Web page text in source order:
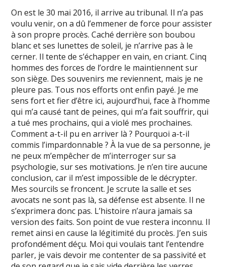
On est le 30 mai 2016, il arrive au tribunal. Il n’a pas
voulu venir, on a dû l’emmener de force pour assister
à son propre procès. Caché derrière son boubou
blanc et ses lunettes de soleil, je n’arrive pas à le
cerner. Il tente de s’échapper en vain, en criant. Cinq
hommes des forces de l’ordre le maintiennent sur
son siège. Des souvenirs me reviennent, mais je ne
pleure pas. Tous nos efforts ont enfin payé. Je me
sens fort et fier d’être ici, aujourd’hui, face à l’homme
qui m’a causé tant de peines, qui m’a fait souffrir, qui
a tué mes prochains, qui a violé mes prochaines.
Comment a-t-il pu en arriver là ? Pourquoi a-t-il
commis l’impardonnable ? À la vue de sa personne, je
ne peux m’empêcher de m’interroger sur sa
psychologie, sur ses motivations. Je n’en tire aucune
conclusion, car il m’est impossible de le décrypter.
Mes sourcils se froncent. Je scrute la salle et ses
avocats ne sont pas là, sa défense est absente. Il ne
s’exprimera donc pas. L’histoire n’aura jamais sa
version des faits. Son point de vue restera inconnu. Il
remet ainsi en cause la légitimité du procès. J’en suis
profondément déçu. Moi qui voulais tant l’entendre
parler, je vais devoir me contenter de sa passivité et